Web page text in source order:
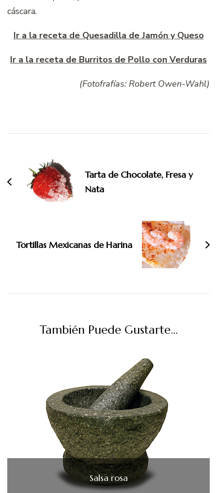
cáscara.
Ir a la receta de Quesadilla de Jamón y Queso
Ir a la receta de Burritos de Pollo con Verduras
(Fotofrafías: Robert Owen-Wahl)
entradas
Tarta de Chocolate, Fresa y
Nata
Tortillas Mexicanas de Harina
También Puede Gustarte...
Salsa rosa